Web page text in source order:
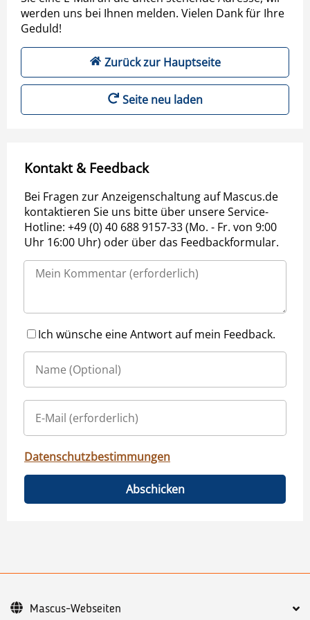
werden uns bei Ihnen melden. Vielen Dank für Ihre
Geduld!
Zurück zur Hauptseite
Seite neu laden
Kontakt & Feedback
Bei Fragen zur Anzeigenschaltung auf Mascus.de
kontaktieren Sie uns bitte über unsere Service-
Hotline: +49 (0) 40 688 9157-33 (Mo. - Fr. von 9:00
Uhr 16:00 Uhr) oder über das Feedbackformular.
Ich wünsche eine Antwort auf mein Feedback.
Datenschutzbestimmungen
Abschicken
Mascus-Webseiten